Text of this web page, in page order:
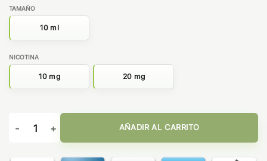
TAMAÑO
10 ml
NICOTINA
10 mg 20 mg
WESTBLEND ESALT - E-LIQUID FRANCE cantidad
AÑADIR AL CARRITO